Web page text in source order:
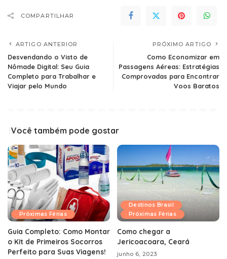
COMPARTILHAR
ARTIGO ANTERIOR
Desvendando o Visto de
Nômade Digital: Seu Guia
Completo para Trabalhar e
Viajar pelo Mundo
PRÓXIMO ARTIGO
Como Economizar em
Passagens Aéreas: Estratégias
Comprovadas para Encontrar
Voos Baratos
Você também pode gostar
Próximas Férias
Guia Completo: Como Montar
o Kit de Primeiros Socorros
Perfeito para Suas Viagens!
Destinos Brasil
Próximas Férias
Como chegar a
Jericoacoara, Ceará
junho 6, 2023